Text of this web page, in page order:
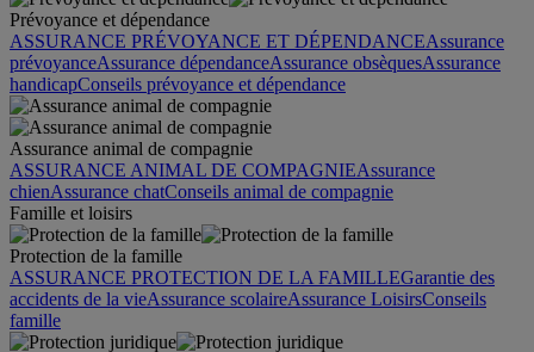
Prévoyance et dépendance
ASSURANCE PRÉVOYANCE ET DÉPENDANCEAssurance
prévoyanceAssurance dépendanceAssurance obsèquesAssurance
handicapConseils prévoyance et dépendance
Assurance animal de compagnie
ASSURANCE ANIMAL DE COMPAGNIEAssurance
chienAssurance chatConseils animal de compagnie
Famille et loisirs
Protection de la famille
ASSURANCE PROTECTION DE LA FAMILLEGarantie des
accidents de la vieAssurance scolaireAssurance LoisirsConseils
famille